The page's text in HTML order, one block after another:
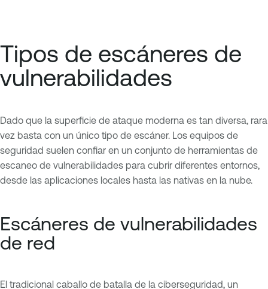
Tipos de escáneres de
vulnerabilidades
Dado que la superficie de ataque moderna es tan diversa, rara
vez basta con un único tipo de escáner. Los equipos de
seguridad suelen confiar en un conjunto de herramientas de
escaneo de vulnerabilidades para cubrir diferentes entornos,
desde las aplicaciones locales hasta las nativas en la nube.
Escáneres de vulnerabilidades
de red
El tradicional caballo de batalla de la ciberseguridad, un